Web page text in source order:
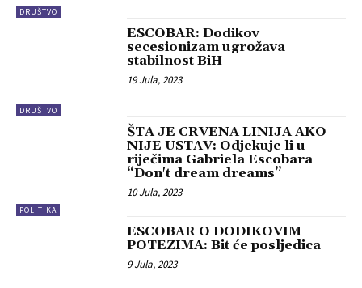
DRUŠTVO
DRUŠTVO
ESCOBAR: Dodikov
secesionizam ugrožava
stabilnost BiH
19 Jula, 2023
POLITIKA
ŠTA JE CRVENA LINIJA AKO
NIJE USTAV: Odjekuje li u
riječima Gabriela Escobara
“Don't dream dreams”
10 Jula, 2023
ESCOBAR O DODIKOVIM
POTEZIMA: Bit će posljedica
9 Jula, 2023